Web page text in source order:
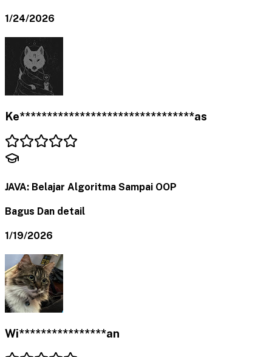
1/24/2026
Ke********************************as
JAVA: Belajar Algoritma Sampai OOP
Bagus Dan detail
1/19/2026
Wi****************an